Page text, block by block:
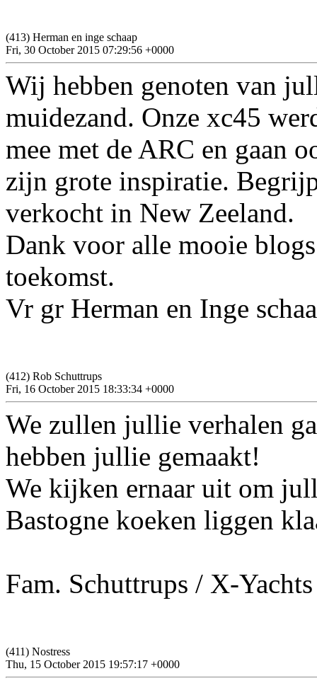
(413) Herman en inge schaap
Fri, 30 October 2015 07:29:56 +0000
Wij hebben genoten van
muidezand. Onze xc45
mee met de ARC en gaan
zijn grote inspiratie.
verkocht in New Zeeland.
Dank voor alle mooie
toekomst.
Vr gr Herman en Inge
(412) Rob Schuttrups
Fri, 16 October 2015 18:33:34 +0000
We zullen jullie verhalen
hebben jullie gemaakt!
We kijken ernaar uit om
Bastogne koeken liggen
Fam. Schuttrups / X-
(411) Nostress
Thu, 15 October 2015 19:57:17 +0000